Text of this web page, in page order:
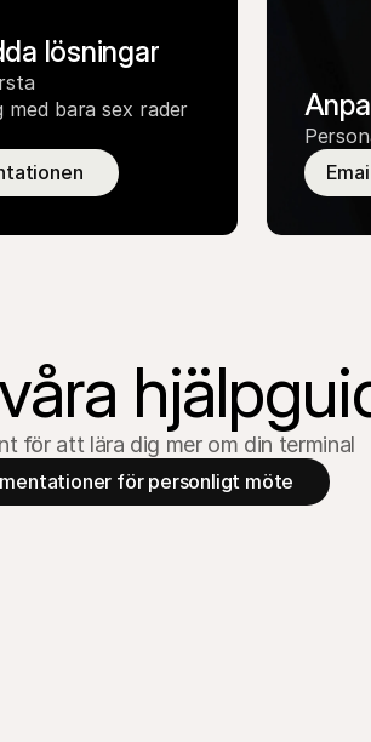
lösningar
med bara sex rader
för att lära dig mer om din terminal
för personligt möte